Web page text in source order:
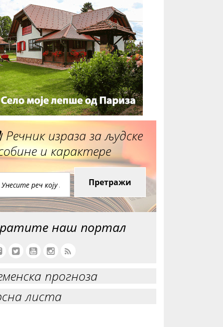
Речник израза за људске
и карактере
Претражи
наш портал
прогноза
листа